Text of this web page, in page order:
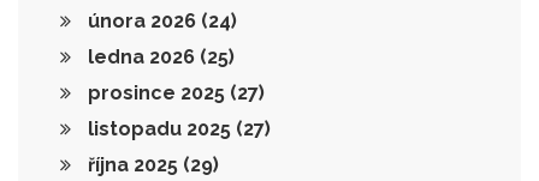
února 2026 (24)
ledna 2026 (25)
prosince 2025 (27)
listopadu 2025 (27)
října 2025 (29)